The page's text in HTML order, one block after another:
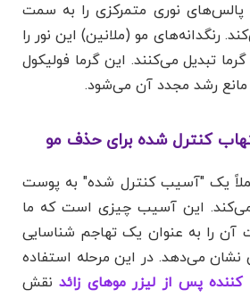
پالس‌های نوری متمرکزی را به سمت
رنگدانه‌های مو (ملانین) این نور را
تبدیل می‌کنند. این گرما فولیکول
مانع رشد مجدد آن می‌شود.
کنترل شده برای حذف مو
عملاً یک "آسیب کنترل شده" به پوست
می‌کند. این آسیب چیزی است که ما
آن را به عنوان یک تهاجم شناسایی
نشان می‌دهد. در این مرحله استفاده
پس از لیزر موهای زائدنقش